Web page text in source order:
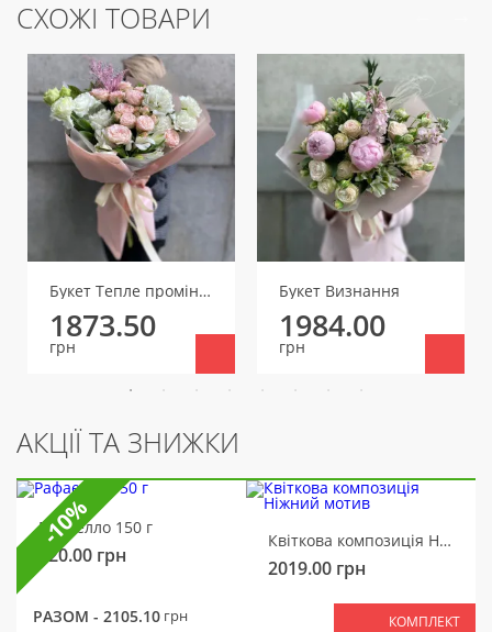
СХОЖІ ТОВАРИ
Букет Тепле проміння
1873.50
грн
Букет Визнання
1984.00
грн
АКЦІЇ ТА ЗНИЖКИ
Рафаелло 150 г
320.00 грн
Квіткова композиція Ніжний мотив
2019.00 грн
РАЗОМ - 2105.10 грн КОМПЛЕКТ
-10%